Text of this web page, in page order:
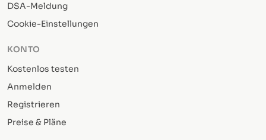
DSA-Meldung
Cookie-Einstellungen
KONTO
Kostenlos testen
Anmelden
Registrieren
Preise & Pläne